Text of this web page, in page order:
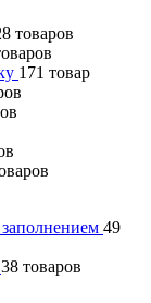
товаров
171 товар
49
38 товаров